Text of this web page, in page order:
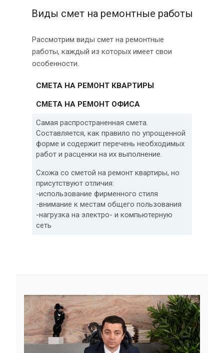
Виды смет на ремонтные работы
Рассмотрим виды смет на ремонтные
работы, каждый из которых имеет свои
особенности.
СМЕТА НА РЕМОНТ КВАРТИРЫ
СМЕТА НА РЕМОНТ ОФИСА
Самая распространенная смета.
Составляется, как правило по упрощенной
форме и содержит перечень необходимых
работ и расценки на их выполнение.
Схожа со сметой на ремонт квартиры, но
присутствуют отличия:
-использование фирменного стиля
-внимание к местам общего пользования
-нагрузка на электро- и компьютерную
сеть